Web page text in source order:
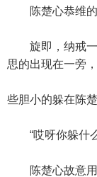
陈楚心恭维的
旋即，纳戒一
思的出现在一旁
些胆小的躲在陈
“哎呀你躲什么
陈楚心故意用